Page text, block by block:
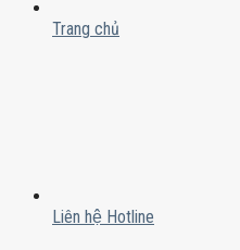
Trang chủ
Liên hệ Hotline